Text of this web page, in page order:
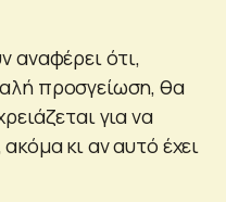
αναφέρει ότι,
προσγείωση, θα
για να
κι αν αυτό έχει